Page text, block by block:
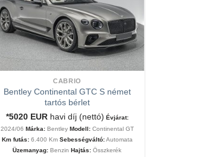
CABRIO
Bentley Continental GTC S német
tartós bérlet
*5020 EUR havi díj (nettó) Évjárat:
2024/06 Márka:Bentley Modell:Continental GT
Km futás: 6.400 Km Sebességváltó:Automata
Üzemanyag: Benzin Hajtás: Összkerék